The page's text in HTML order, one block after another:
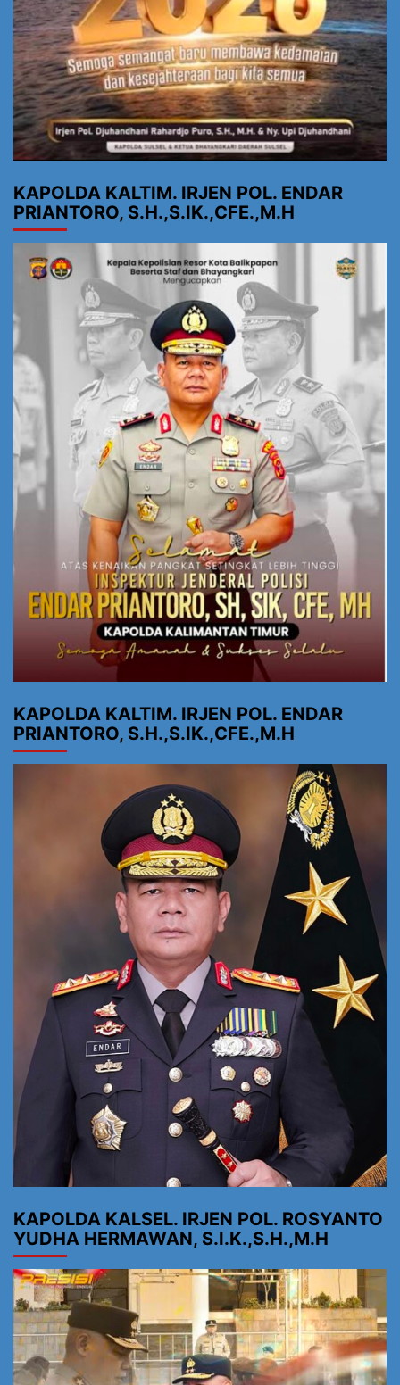
KAPOLDA KALTIM. IRJEN POL. ENDAR
PRIANTORO, S.H.,S.IK.,CFE.,M.H
KAPOLDA KALTIM. IRJEN POL. ENDAR
PRIANTORO, S.H.,S.IK.,CFE.,M.H
KAPOLDA KALSEL. IRJEN POL. ROSYANTO
YUDHA HERMAWAN, S.I.K.,S.H.,M.H